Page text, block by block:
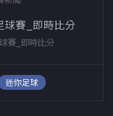
球賽_即時比分
賽_即時比分
迷你足球